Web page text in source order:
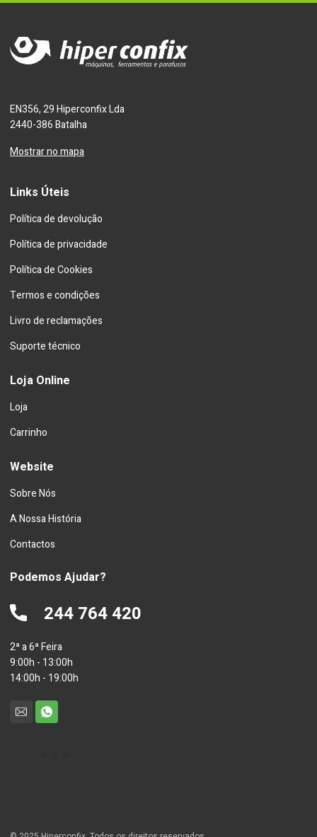
EN356, 29 Hiperconfix Lda
2440-386 Batalha
Mostrar no mapa
Links Úteis
Política de devolução
Política de privacidade
Política de Cookies
Termos e condições
Livro de reclamações
Suporte técnico
Loja Online
Loja
Carrinho
Website
Sobre Nós
A Nossa História
Contactos
Podemos Ajudar?
244 764 420
2ª a 6ª Feira
9:00h - 13:00h
14:00h - 19:00h